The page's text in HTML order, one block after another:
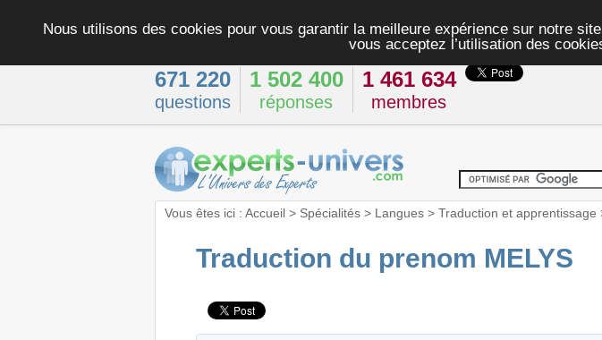
Nous utilisons des cookies pour vous garantir la meilleure expérience sur notre
vous acceptez l’utilisation des
671 220
questions
1 502 400
réponses
1 461 634
membres
Vous êtes ici : Accueil> Spécialités> Langues> Traduction et apprentissage
Traduction du prenom MELYS